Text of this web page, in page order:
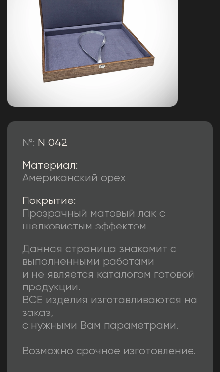
№: N 042
Материал:
Американский орех
Покрытие:
Прозрачный матовый лак с
шелковистым эффектом
Данная страница знакомит с
выполненными работами
и не является каталогом готовой
продукции.
ВСЕ изделия изготавливаются на
заказ,
с нужными Вам параметрами.
Возможно срочное изготовление.